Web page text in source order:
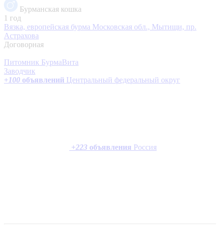
Бурманская кошка
1 год
Вязка, европейская бурма Московская обл., Мытищи, пр.
Астрахова
Договорная
Питомник БурмаВита
Заводчик
+100 объявлений Центральный федеральный округ
+223 объявления Россия